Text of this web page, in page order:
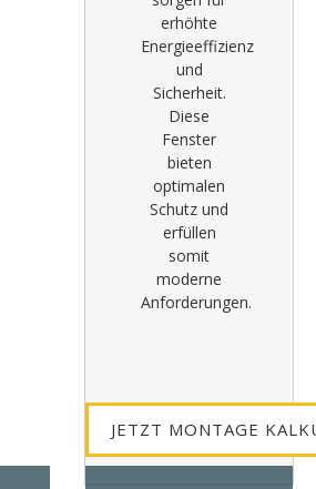
erhöhte
Energieeffizienz
und
Sicherheit.
Diese
Fenster
bieten
optimalen
Schutz und
erfüllen
somit
moderne
Anforderungen.
JETZT MONTAGE